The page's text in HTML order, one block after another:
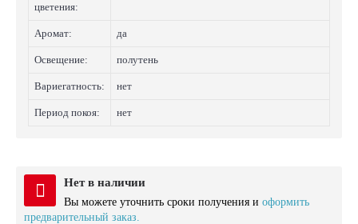
цветения:
Аромат: да
Освещение: полутень
Вариегатность: нет
Период покоя: нет
Нет в наличии
Вы можете уточнить сроки получения и оформить
предварительный заказ.